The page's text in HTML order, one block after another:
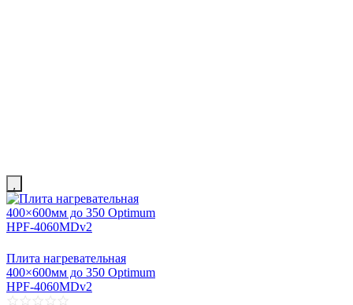
Плита нагревательная
400×600мм до 350 Optimum
HPF-4060MDv2